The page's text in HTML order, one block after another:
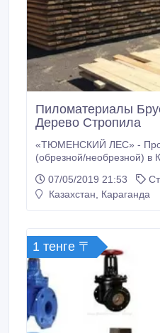
Пиломатериалы
Дерево Стропила
«ТЮМЕНСКИЙ ЛЕС» -
(обрезной/необрезной) в
Брус - Стропила -
Продаем ТОЛЬКО
07/05/2019 21:53
Казахстан, Караганда
1 тенге 〒